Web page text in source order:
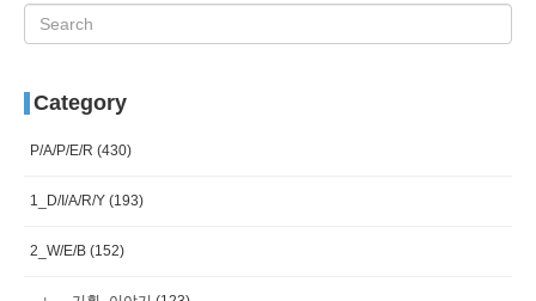
Category
P/A/P/E/R (430)
1_D/I/A/R/Y (193)
2_W/E/B (152)